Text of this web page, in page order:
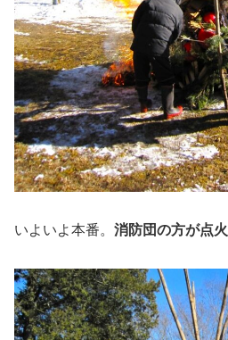
いよいよ本番。 消防団の方が点火